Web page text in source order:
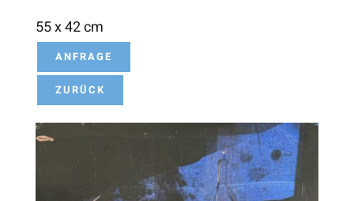
55 x 42 cm
ANFRAGE
ZURÜCK